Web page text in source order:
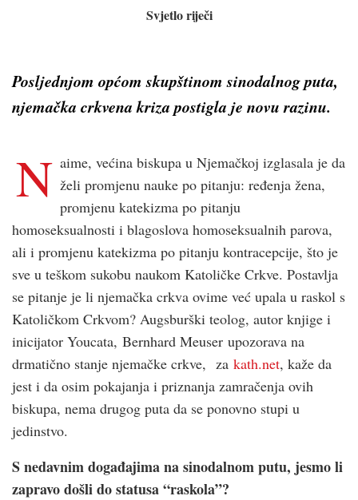
Svjetlo riječi
Posljednjom općom skupštinom sinodalnog puta,
njemačka crkvena kriza postigla je novu razinu.
N aime, većina biskupa u Njemačkoj izglasala je da
želi promjenu nauke po pitanju: ređenja žena,
promjenu katekizma po pitanju
homoseksualnosti i blagoslova homoseksualnih parova,
ali i promjenu katekizma po pitanju kontracepcije, što je
sve u teškom sukobu naukom Katoličke Crkve. Postavlja
se pitanje je li njemačka crkva ovime već upala u raskol s
Katoličkom Crkvom? Augsburški teolog, autor knjige i
inicijator Youcata, Bernhard Meuser upozorava na
drmatično stanje njemačke crkve, za kath.net, kaže da
jest i da osim pokajanja i priznanja zamračenja ovih
biskupa, nema drugog puta da se ponovno stupi u
jedinstvo.
S nedavnim događajima na sinodalnom putu, jesmo li
zapravo došli do statusa “raskola”?